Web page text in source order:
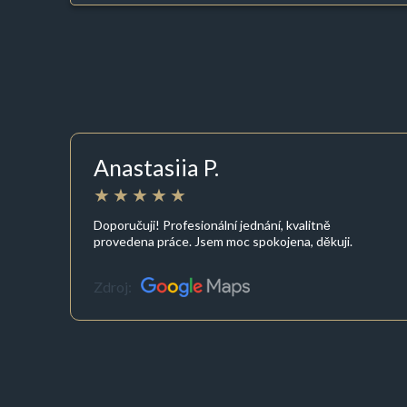
Anastasiia P.
Doporučuji! Profesionální jednání, kvalitně
provedena práce. Jsem moc spokojena, děkuji.
Zdroj: